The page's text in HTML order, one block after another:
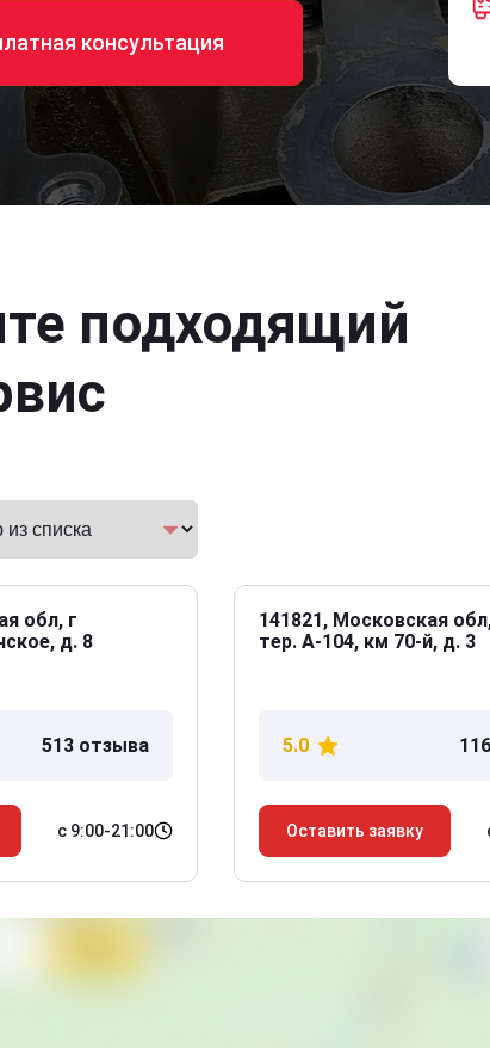
консультация
подходящий
обл, г
д. 8
513 отзыва
с 9:00-21:00
141821, Московская
тер. А-104, км 70-й, д. 3
5.0
Оставить заявку